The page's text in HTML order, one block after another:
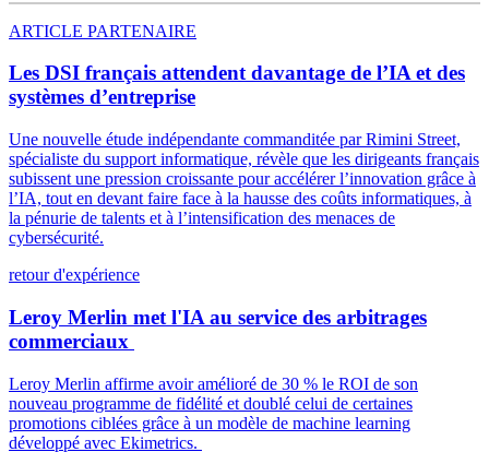
ARTICLE PARTENAIRE
Les DSI français attendent davantage de l’IA et des
systèmes d’entreprise
Une nouvelle étude indépendante commanditée par Rimini Street,
spécialiste du support informatique, révèle que les dirigeants français
subissent une pression croissante pour accélérer l’innovation grâce à
l’IA, tout en devant faire face à la hausse des coûts informatiques, à
la pénurie de talents et à l’intensification des menaces de
cybersécurité.
retour d'expérience
Leroy Merlin met l'IA au service des arbitrages
commerciaux
Leroy Merlin affirme avoir amélioré de 30 % le ROI de son
nouveau programme de fidélité et doublé celui de certaines
promotions ciblées grâce à un modèle de machine learning
développé avec Ekimetrics.